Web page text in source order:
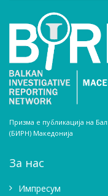
Призма е публикација на
(БИРН) Македонија
За нас
Импресум